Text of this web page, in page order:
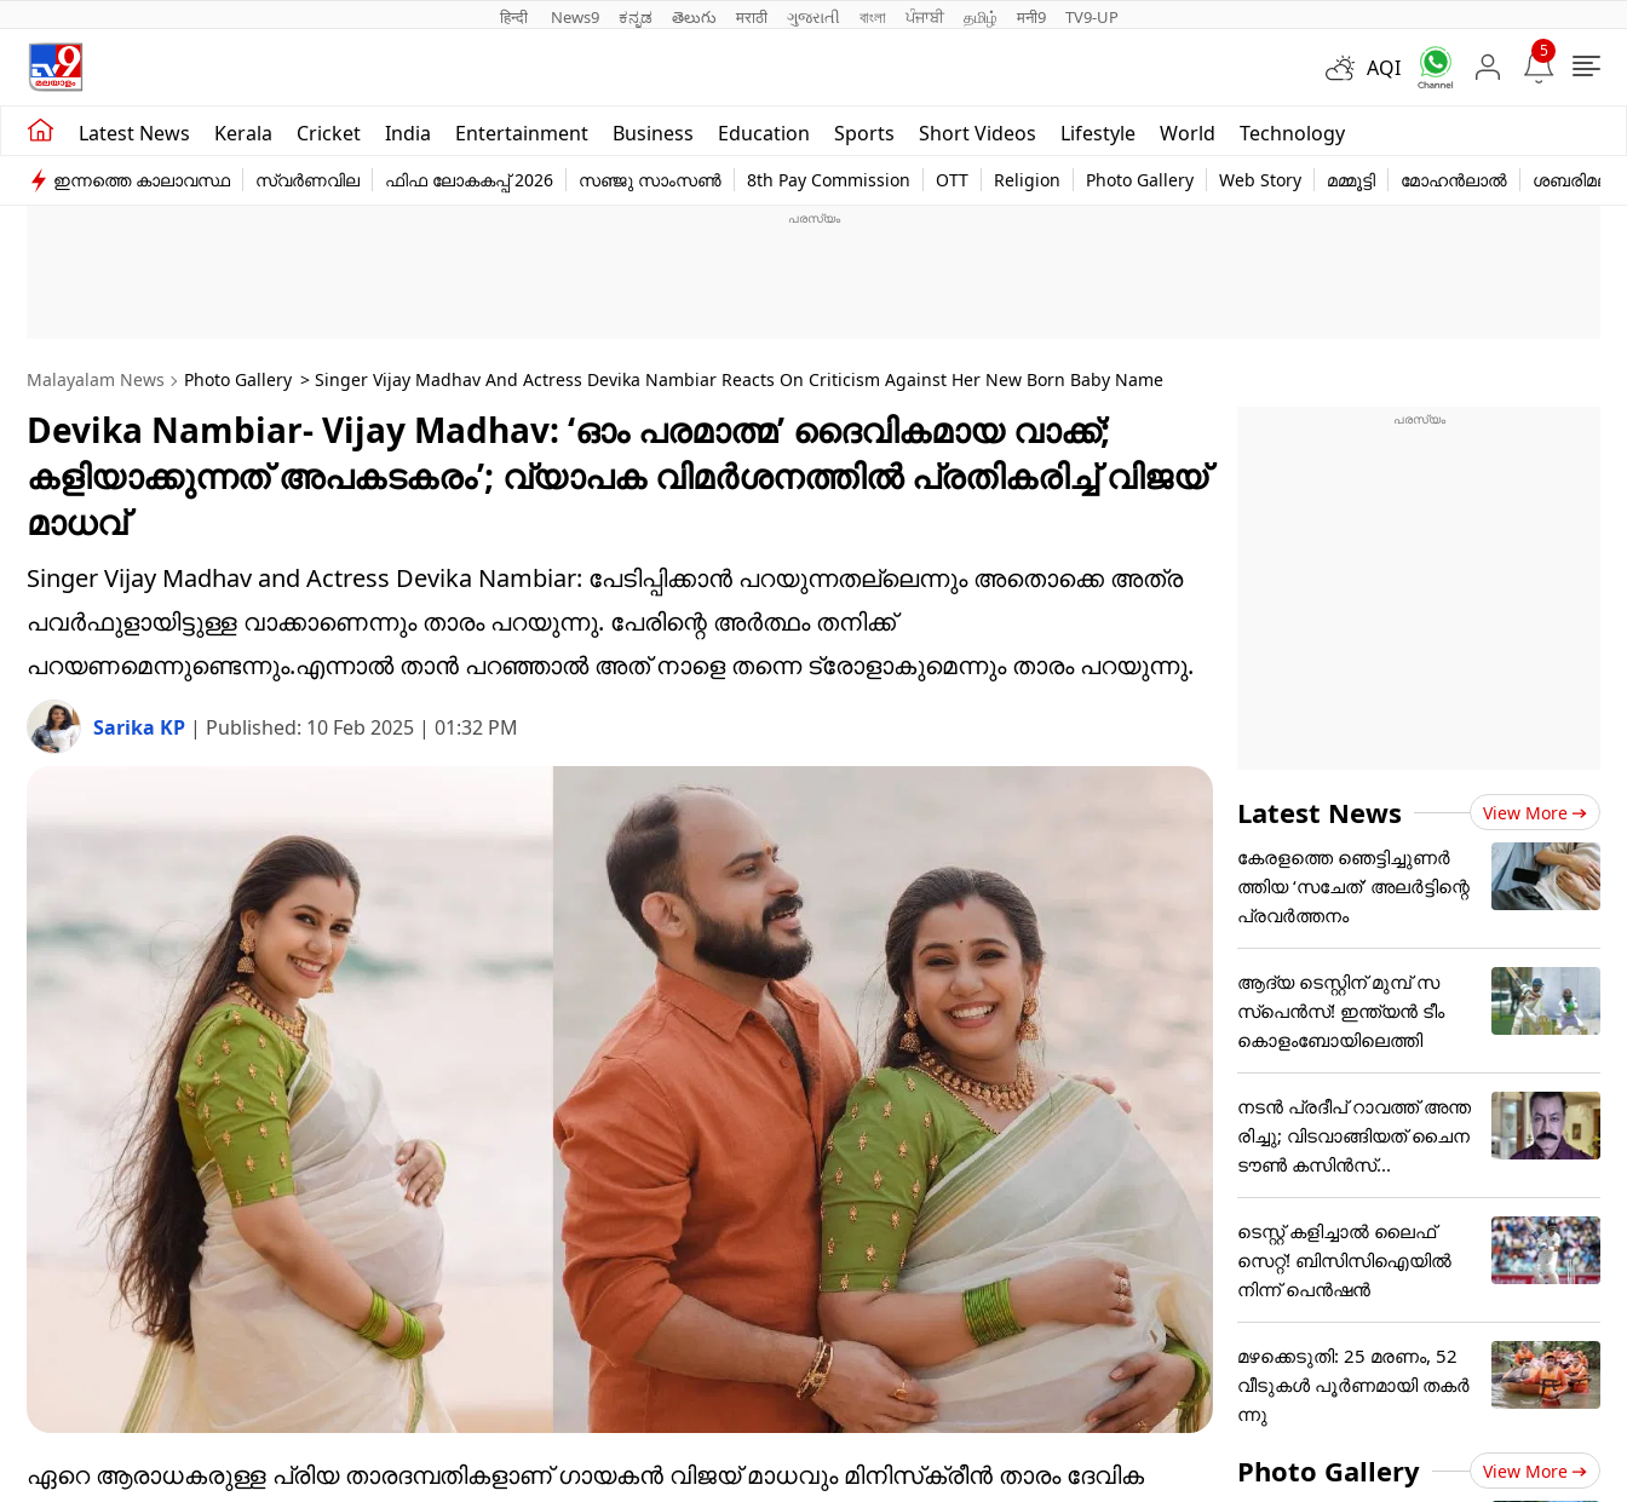
हिन्दी News9 ಕನ್ನಡ తెలుగు मराठी ગુજરાતી বাংলা ਪੰਜਾਬੀ தமிழ் मनी9 TV9-UP
AQI
5
Latest News Kerala Cricket India Entertainment Business Education Sports Short Videos Lifestyle World Technology
Kerala
India
Education
world
Web Story
ഇന്നത്തെ കാലാവസ്ഥ സ്വർണവില ഫിഫ ലോകകപ്പ് 2026 സഞ്ജു സാംസൺ 8th Pay Commission OTT Religion Photo Gallery Web Story മമ്മൂട്ടി മോഹൻലാൽ ശബരിമല
Malayalam News Photo Gallery > Singer Vijay Madhav And Actress Devika Nambiar Reacts On Criticism Against Her New Born Baby Name
Devika Nambiar- Vijay Madhav: ‘ഓം പരമാത്മ’ ദൈവികമായ വാക്ക്;
കളിയാക്കുന്നത് അപകടകരം’; വ്യാപക വിമർശനത്തിൽ പ്രതികരിച്ച് വിജയ്
മാധവ്
Singer Vijay Madhav and Actress Devika Nambiar: പേടിപ്പിക്കാൻ പറയുന്നതല്ലെന്നും അതൊക്കെ അത്ര
പവർഫുളായിട്ടുള്ള വാക്കാണെന്നും താരം പറയുന്നു. പേരിന്റെ അർത്ഥം തനിക്ക്
പറയണമെന്നുണ്ടെന്നും.എന്നാൽ താൻ പറഞ്ഞാൽ അത് നാളെ തന്നെ ട്രോളാകുമെന്നും താരം പറയുന്നു.
Sarika KP | Published: 10 Feb 2025 | 01:32 PM
ഏറെ ആരാധകരുള്ള പ്രിയ താരദമ്പതികളാണ് ഗായകൻ വിജയ് മാധവും മിനിസ്‌ക്രീന്‍ താരം ദേവിക
Latest News View More
കേരളത്തെ ഞെട്ടിച്ചുണർ
ത്തിയ ‘സചേത്’ അ‌ലർട്ടിന്റെ
പ്രവർത്തനം
ആദ്യ ടെസ്റ്റിന് മുമ്പ് സ
സ്‌പെന്‍സ്! ഇന്ത്യന്‍ ടീം
കൊളംബോയിലെത്തി
നടൻ പ്രദീപ് റാവത്ത് അന്ത
രിച്ചു; വിടവാങ്ങിയത് ചൈന
ടൗൺ കസിൻസ്...
ടെസ്റ്റ് കളിച്ചാല്‍ ലൈഫ്
സെറ്റ്! ബിസിസിഐയില്‍
നിന്ന് പെന്‍ഷന്‍
മഴക്കെടുതി: 25 മരണം, 52
വീ‌ടുകൾ പൂർണമായി തകർ
ന്നു
Photo Gallery View More